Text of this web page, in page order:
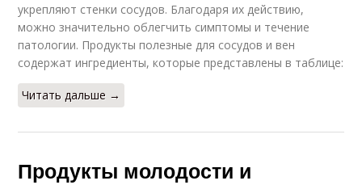
укрепляют стенки сосудов. Благодаря их действию,
можно значительно облегчить симптомы и течение
патологии. Продукты полезные для сосудов и вен
содержат ингредиенты, которые представлены в таблице:
Читать дальше →
Продукты молодости и